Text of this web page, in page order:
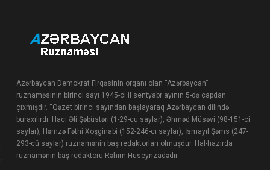
Azərbaycan Demokrat Firqəsinin orqanı olan “Azərbaycan”
ruznaməsinin birinci sayı 1945-ci il sentyabr ayının 5-də çapdan
çıxmışdır. “Qəzet birinci sayından başlayaraq Azərbaycan dilində
buraxılırdı. Hacı Əli Şəbüstəri (1-29-cu saylar), Əhməd Müsəvi (98-151-ci
saylar), Həmzə Fəthi Xoşginabi (152-246-cı saylar), İsmayıl Şəms (247-
293-cü saylar) ruznamənin baş redaktorları olmuşdur. Hal-hazırda
ruznamənin baş redaktoru Rəhim Hüseynzadədir.